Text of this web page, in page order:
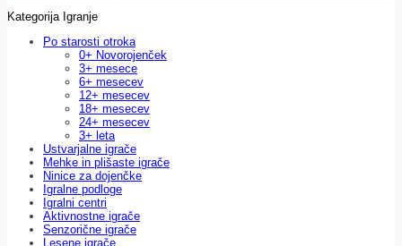
Kategorija Igranje
Po starosti otroka
0+ Novorojenček
3+ mesece
6+ mesecev
12+ mesecev
18+ mesecev
24+ mesecev
3+ leta
Ustvarjalne igrače
Mehke in plišaste igrače
Ninice za dojenčke
Igralne podloge
Igralni centri
Aktivnostne igrače
Senzorične igrače
Lesene igrače